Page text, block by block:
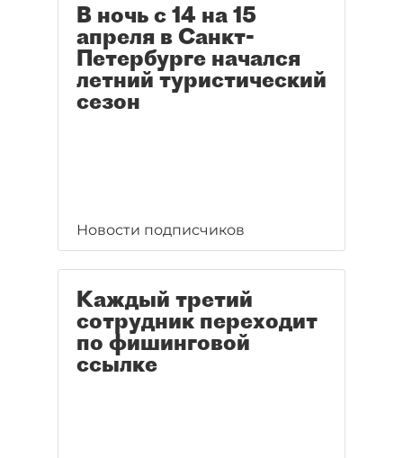
В ночь с 14 на 15
апреля в Санкт-
Петербурге начался
летний туристический
сезон
Новости подписчиков
Каждый третий
сотрудник переходит
по фишинговой
ссылке